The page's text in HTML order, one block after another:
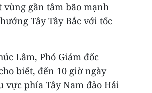
vùng gần tâm bão mạnh
Tây Tây Bắc với tốc
Lâm, Phó Giám đốc
biết, đến 10 giờ ngày
vực phía Tây Nam đảo Hải